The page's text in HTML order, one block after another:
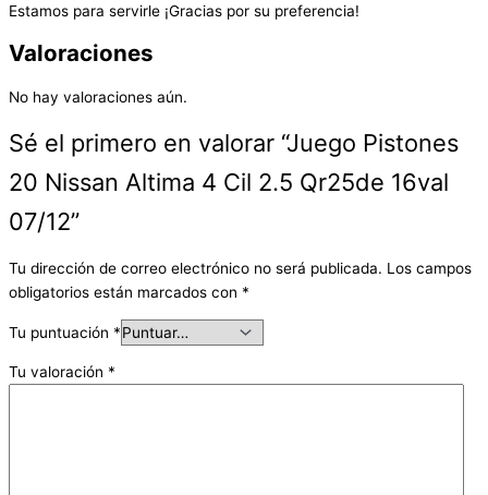
Estamos para servirle ¡Gracias por su preferencia!
Valoraciones
No hay valoraciones aún.
Sé el primero en valorar “Juego Pistones
20 Nissan Altima 4 Cil 2.5 Qr25de 16val
07/12”
Tu dirección de correo electrónico no será publicada. Los campos
obligatorios están marcados con *
Tu puntuación *
Tu valoración *